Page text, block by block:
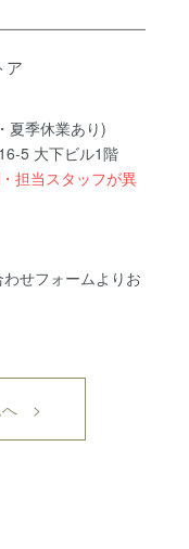
ア
夏季休業あり)
5 大下ビル1階
担当スタッフが異
せフォームよりお
へ >